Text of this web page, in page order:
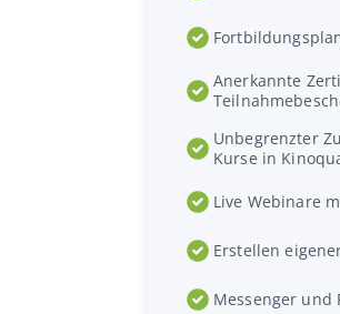
Anerkannte
Unbegrenzter
Kurse in
Live Webinare
Erstellen
Messenger und